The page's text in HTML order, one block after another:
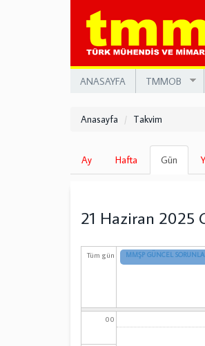
ANASAYFA TMMOB
Anasayfa Takvim
Birincil
sekmeler
Ay Hafta Gün
21 Haziran 2025
Tüm gün MMŞP GÜNCEL
00